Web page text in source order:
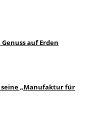
auf Erden
„Manufaktur für